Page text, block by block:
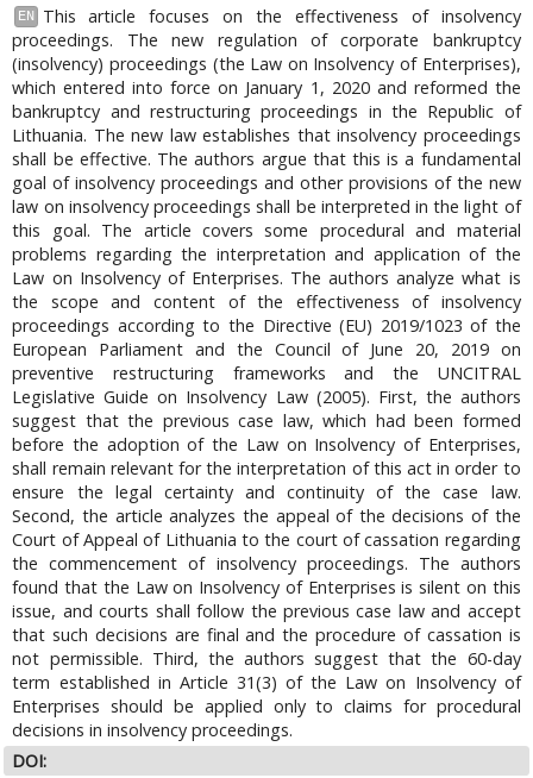
EN
This article focuses on the effectiveness of insolvency
proceedings. The new regulation of corporate bankruptcy
(insolvency) proceedings (the Law on Insolvency of Enterprises),
which entered into force on January 1, 2020 and reformed the
bankruptcy and restructuring proceedings in the Republic of
Lithuania. The new law establishes that insolvency proceedings
shall be effective. The authors argue that this is a fundamental
goal of insolvency proceedings and other provisions of the new
law on insolvency proceedings shall be interpreted in the light of
this goal. The article covers some procedural and material
problems regarding the interpretation and application of the
Law on Insolvency of Enterprises. The authors analyze what is
the scope and content of the effectiveness of insolvency
proceedings according to the Directive (EU) 2019/1023 of the
European Parliament and the Council of June 20, 2019 on
preventive restructuring frameworks and the UNCITRAL
Legislative Guide on Insolvency Law (2005). First, the authors
suggest that the previous case law, which had been formed
before the adoption of the Law on Insolvency of Enterprises,
shall remain relevant for the interpretation of this act in order to
ensure the legal certainty and continuity of the case law.
Second, the article analyzes the appeal of the decisions of the
Court of Appeal of Lithuania to the court of cassation regarding
the commencement of insolvency proceedings. The authors
found that the Law on Insolvency of Enterprises is silent on this
issue, and courts shall follow the previous case law and accept
that such decisions are final and the procedure of cassation is
not permissible. Third, the authors suggest that the 60-day
term established in Article 31(3) of the Law on Insolvency of
Enterprises should be applied only to claims for procedural
decisions in insolvency proceedings.
DOI: